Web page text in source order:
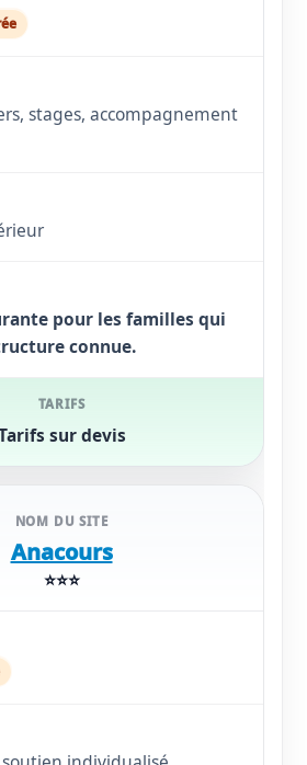
stages, accompagnement
pour les familles qui
connue.
sur devis
Anacours
⭐⭐⭐